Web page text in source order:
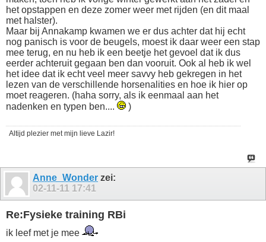
het opstappen en deze zomer weer met rijden (en dit maal
met halster).
Maar bij Annakamp kwamen we er dus achter dat hij echt
nog panisch is voor de beugels, moest ik daar weer een stap
mee terug, en nu heb ik een beetje het gevoel dat ik dus
eerder achteruit gegaan ben dan vooruit. Ook al heb ik wel
het idee dat ik echt veel meer savvy heb gekregen in het
lezen van de verschillende horsenalities en hoe ik hier op
moet reageren. (haha sorry, als ik eenmaal aan het
nadenken en typen ben....
)
Altijd plezier met mijn lieve Lazir!
Anne_Wonder zei:
02-11-11 17:41
Re:Fysieke training RBi
ik leef met je mee